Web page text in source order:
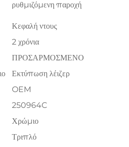
ρυθμιζόμενη παροχή
Κεφαλή ντους
2 χρόνια
ΠΡΟΣΑΡΜΟΣΜΕΝΟ
Εκτύπωση λέιζερ
OEM
250964C
Χρώμιο
Τριπλό